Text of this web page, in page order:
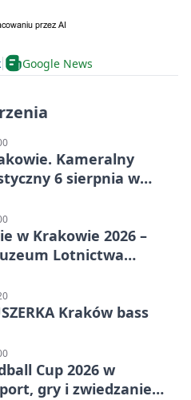
Google News
Kameralny
6 sierpnia w
w Krakowie 2026 –
Lotnictwa
Kraków bass
Cup 2026 w
gry i zwiedzanie